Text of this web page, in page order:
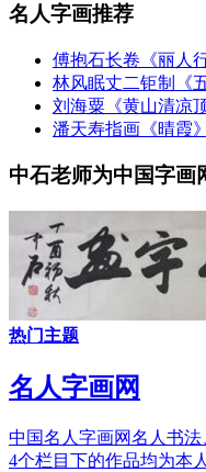
名人字画推荐
傅抱石长卷《丽人
林风眠丈二钜制《
刘海粟《黄山清凉
潘天寿指画《晴霞
中石老师为中国字画
热门主题
名人字画网
中国名人字画网名人书
4个栏目下的作品均为本